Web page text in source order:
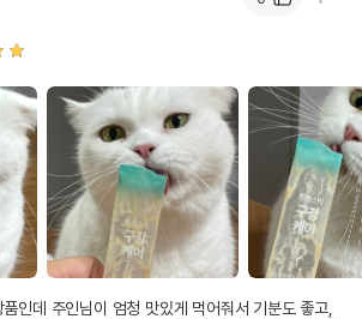
인데 주인님이 엄청 맛있게 먹어줘서 기분도 좋고,